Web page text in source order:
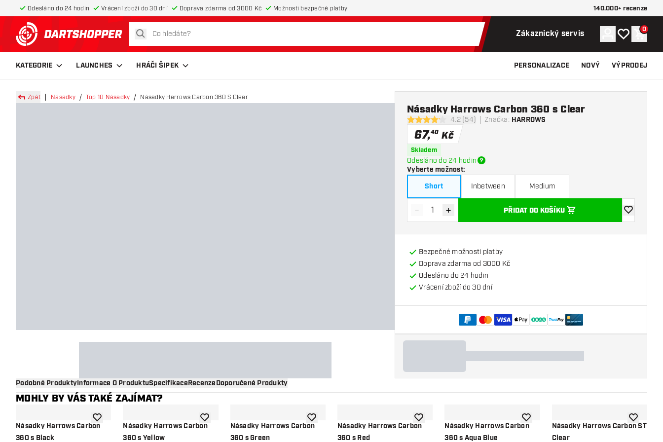
Odesláno do 24 hodin Vrácení zboží do 30 dní Doprava zdarma od 3000 Kč Možnosti bezpečné platby 140.000+ recenze
Zpět na hlavní stránku
hledat Zákaznický servis ÚčetMůj seznam
0
KATEGORIE LAUNCHES HRÁČI ŠIPEK PERSONALIZACE NOVÝ VÝPRODEJ
Zpět Násadky Top 10 Násadky Násadky Harrows Carbon 360 S Clear
4.2 hodnoticí hvězdičky
4.2 (54) Značka: HARROWS
Násadky Harrows Carbon 360 s Clear
67,40 Kč
Skladem
Odesláno do 24 hodin
Vyberte možnost:
Short
Inbetween Medium
Snížit množství
- Zvýšit množství
+ PŘIDAT DO KOŠÍKU
Přidat do
Bezpečné možnosti platby
Doprava zdarma od 3000 Kč
Odesláno do 24 hodin
Vrácení zboží do 30 dní
Podobné ProduktyInformace O ProduktuSpecifikaceRecenzeDoporučené Produkty
MOHLY BY VÁS TAKÉ ZAJÍMAT?
Násadky Harrows Carbon
360 s Black
Přidat do seznamu přání
Násadky Harrows Carbon
360 s Yellow
Přidat do seznamu přání
Násadky Harrows Carbon
360 s Green
Přidat do seznamu přání
Násadky Harrows Carbon
360 s Red
Přidat do seznamu přání
Násadky Harrows Carbon
360 s Aqua Blue
Přidat do seznamu přání
Násadky Harrows Carbon ST
Clear
Přidat do